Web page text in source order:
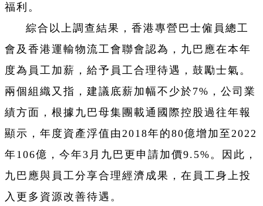
福利。
綜合以上調查結果，香港專營巴士僱員總工
會及香港運輸物流工會聯會認為，九巴應在本年
度為員工加薪，給予員工合理待遇，鼓勵士氣。
兩個組織又指，建議底薪加幅不少於7%，公司業
績方面，根據九巴母集團載通國際控股過往年報
顯示，年度資產浮值由2018年的80億增加至2022
年106億，今年3月九巴更申請加價9.5%。因此，
九巴應與員工分享合理經濟成果，在員工身上投
入更多資源改善待遇。